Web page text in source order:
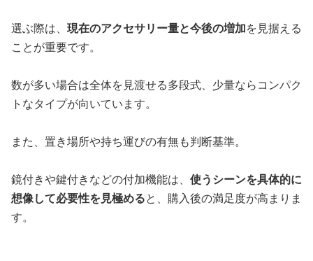
選ぶ際は、 現在のアクセサリー量と今後の増加を見据える
ことが重要です。
数が多い場合は全体を見渡せる多段式、少量ならコンパク
トなタイプが向いています。
また、置き場所や持ち運びの有無も判断基準。
鏡付きや鍵付きなどの付加機能は、 使うシーンを具体的に
想像して必要性を見極めると、購入後の満足度が高まりま
す。